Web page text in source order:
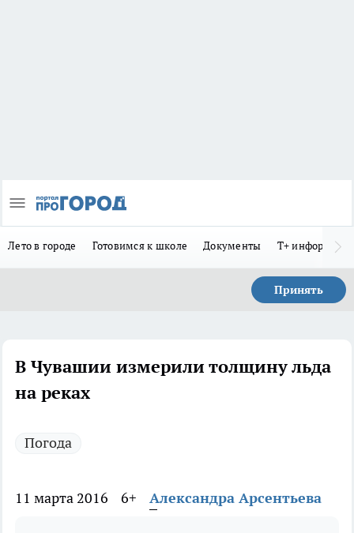
Лето в городе Готовимся к школе Документы Т+
Принять
В Чувашии измерили толщину льда
на реках
Погода
11 марта 2016 6+ Александра Арсентьева